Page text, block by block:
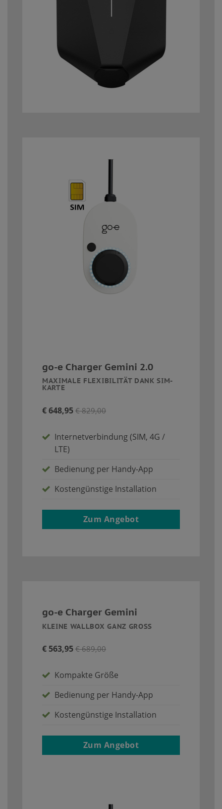
go-e Charger Gemini 2.0
MAXIMALE FLEXIBILITÄT DANK SIM-
KARTE
€ 648,95 € 829,00
Internetverbindung (SIM, 4G /
LTE)
Bedienung per Handy-App
Kostengünstige Installation
Zum Angebot
go-e Charger Gemini
KLEINE WALLBOX GANZ GROSS
€ 563,95 € 689,00
Kompakte Größe
Bedienung per Handy-App
Kostengünstige Installation
Zum Angebot